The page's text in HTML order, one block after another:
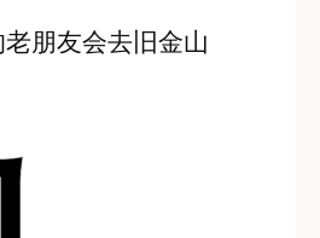
朋友会去旧金山